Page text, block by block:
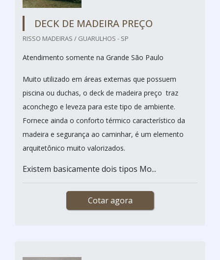
DECK DE MADEIRA PREÇO
RISSO MADEIRAS / GUARULHOS - SP
Atendimento somente na Grande São Paulo
Muito utilizado em áreas externas que possuem
piscina ou duchas, o deck de madeira preço traz
aconchego e leveza para este tipo de ambiente.
Fornece ainda o conforto térmico característico da
madeira e segurança ao caminhar, é um elemento
arquitetônico muito valorizados.
Existem basicamente dois tipos Mo...
Cotar agora